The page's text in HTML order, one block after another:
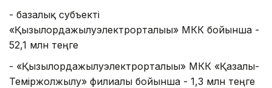
- базалық субъекті
«Қызылордажылуэлектрорталығы» МКК бойынша -
52,1 млн теңге
- «Қызылордажылуэлектрорталығы» МКК «Қазалы-
Теміржолжылу» филиалы бойынша - 1,3 млн теңге